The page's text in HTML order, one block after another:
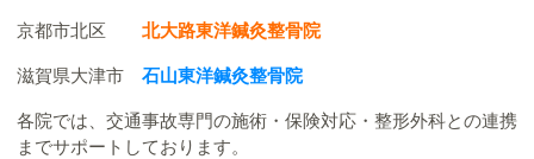
京都市北区 北大路東洋鍼灸整骨院
滋賀県大津市 石山東洋鍼灸整骨院
各院では、交通事故専門の施術・保険対応・整形外科との連携
までサポートしております。